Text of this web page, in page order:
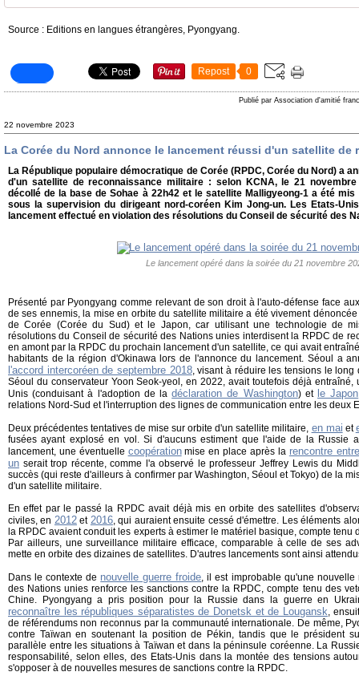
Source : Editions en langues étrangères, Pyongyang.
Repost 0
Publié par Association d'amitié
22 novembre 2023
La Corée du Nord annonce le lancement réussi d'un satellite de
La République populaire démocratique de Corée (RPDC, Corée du Nord) a
d'un satellite de reconnaissance militaire : selon KCNA, le 21
décollé de la base de Sohae à 22h42 et le satellite Malligyeong-1 a été
sous la supervision du dirigeant nord-coréen Kim Jong-un. Les Etats-
lancement effectué en violation des résolutions du Conseil de sécurité des
Le lancement opéré dans la soirée du 21 novembre
Présenté par Pyongyang comme relevant de son droit à l'auto-défense face
de ses ennemis, la mise en orbite du satellite militaire a été vivement
de Corée (Corée du Sud) et le Japon, car utilisant une technologie de
résolutions du Conseil de sécurité des Nations unies interdisent la RPDC de
en amont par la RPDC du prochain lancement d'un satellite, ce qui avait
habitants de la région d'Okinawa lors de l'annonce du lancement. Séoul a
l'accord intercoréen de septembre 2018, visant à réduire les tensions le
Séoul du conservateur Yoon Seok-yeol, en 2022, avait toutefois déjà entraîné,
Unis (conduisant à l'adoption de ladéclaration de Washington) et le Japon
relations Nord-Sud et l'interruption des lignes de communication entre les deux
Deux précédentes tentatives de mise sur orbite d'un satellite militaire, en mai et
fusées ayant explosé en vol. Si d'aucuns estiment que l'aide de la Russie
lancement, une éventuelle coopérationmise en place après la rencontre
un serait trop récente, comme l'a observé le professeur Jeffrey Lewis du
succès (qui reste d'ailleurs à confirmer par Washington, Séoul et Tokyo) de la
d'un satellite militaire.
En effet par le passé la RPDC avait déjà mis en orbite des satellites
civiles, en 2012et 2016, qui auraient ensuite cessé d'émettre. Les éléments
la RPDC avaient conduit les experts à estimer le matériel basique, compte
Par ailleurs, une surveillance militaire efficace, comparable à celle de ses
mette en orbite des dizaines de satellites. D'autres lancements sont ainsi
Dans le contexte de nouvelle guerre froide, il est improbable qu'une
des Nations unies renforce les sanctions contre la RPDC, compte tenu des
Chine. Pyongyang a pris position pour la Russie dans la guerre en
reconnaître les républiques séparatistes de Donetsk et de Lougansk,
de référendums non reconnus par la communauté internationale. De même,
contre Taïwan en soutenant la position de Pékin, tandis que le président
parallèle entre les situations à Taïwan et dans la péninsule coréenne. La
responsabilité, selon elles, des Etats-Unis dans la montée des tensions
s'opposer à de nouvelles mesures de sanctions contre la RPDC.